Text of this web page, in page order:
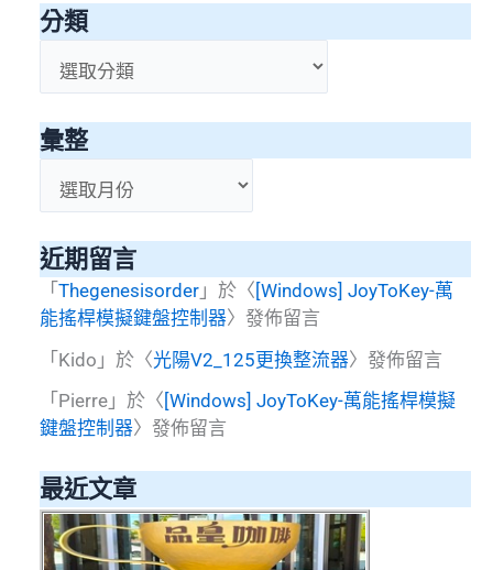
分類
類
彙整
整
近期留言
「 Thegenesisorder 」於〈[Windows] JoyToKey-萬
能搖桿模擬鍵盤控制器〉發佈留言
「 Kido 」於〈光陽V2_125更換整流器〉發佈留言
「 Pierre 」於〈 [Windows] JoyToKey-萬能搖桿模擬
鍵盤控制器〉發佈留言
最近文章